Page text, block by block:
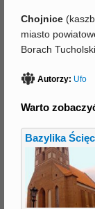
Chojnice (kaszb.
miasto
Borach
Autorzy: Ufo
Warto
Bazylika